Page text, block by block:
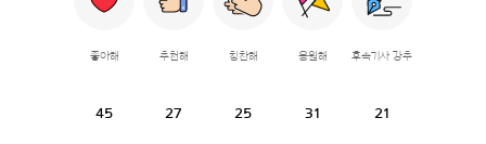
좋아해
45
추천해
27
칭찬해
25
응원해
31
후속기사 강추
21